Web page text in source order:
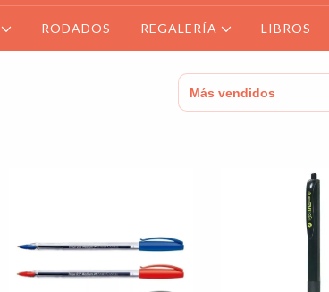
RODADOS REGALERÍA LIBROS